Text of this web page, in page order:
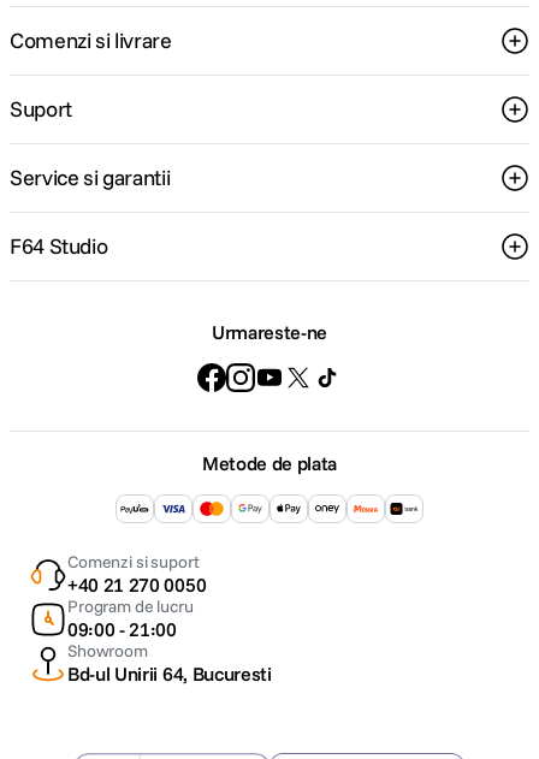
Comenzi si livrare
Suport
Service si garantii
F64 Studio
Urmareste-ne
Metode de plata
Comenzi si suport
+40 21 270 0050
Program de lucru
09:00 - 21:00
Showroom
Bd-ul Unirii 64, Bucuresti